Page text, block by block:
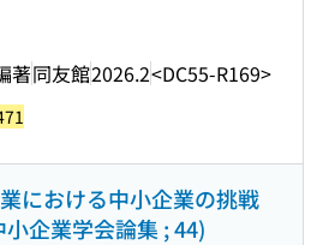
著同友館2026.2<DC55-R169>
における中小企業の挑戦
小企業学会論集 ; 44)